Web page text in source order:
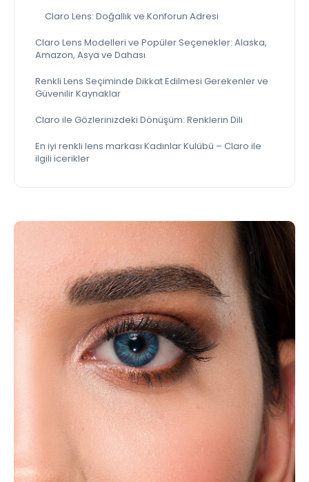
Claro Lens: Doğallık ve Konforun Adresi
Claro Lens Modelleri ve Popüler Seçenekler: Alaska,
Amazon, Asya ve Dahası
Renkli Lens Seçiminde Dikkat Edilmesi Gerekenler ve
Güvenilir Kaynaklar
Claro ile Gözlerinizdeki Dönüşüm: Renklerin Dili
En iyi renkli lens markası Kadınlar Kulübü – Claro ile
ilgili icerikler